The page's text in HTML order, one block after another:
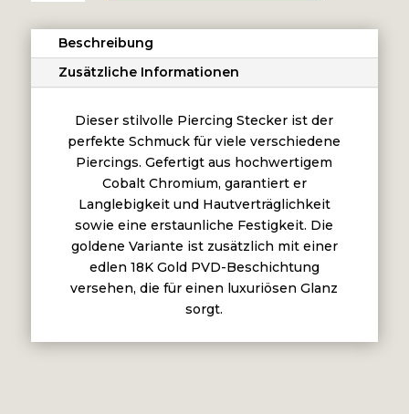
ATTACHMENT
WITH
PREMIUM
ZIRCONIA
Beschreibung
Zusätzliche Informationen
Dieser stilvolle Piercing Stecker ist der
perfekte Schmuck für viele verschiedene
Piercings. Gefertigt aus hochwertigem
Cobalt Chromium, garantiert er
Langlebigkeit und Hautverträglichkeit
sowie eine erstaunliche Festigkeit. Die
goldene Variante ist zusätzlich mit einer
edlen 18K Gold PVD-Beschichtung
versehen, die für einen luxuriösen Glanz
sorgt.